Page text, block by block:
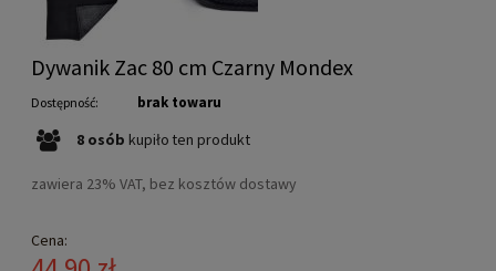
Dywanik Zac 80 cm Czarny Mondex
Dostępność: brak towaru
8 osób kupiło ten produkt
zawiera 23% VAT, bez kosztów dostawy
Cena: